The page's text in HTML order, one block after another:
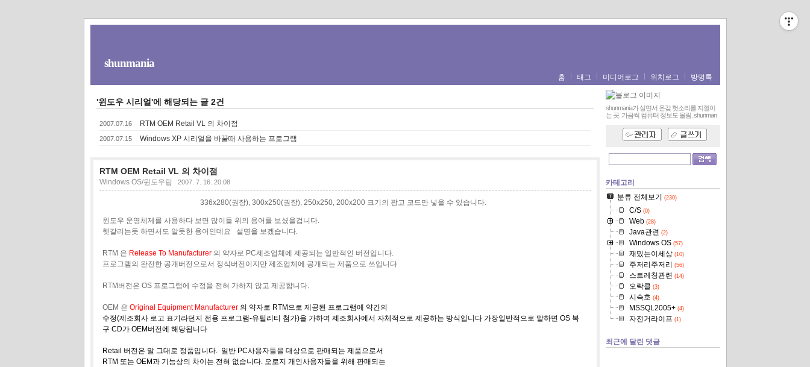
shunmania
홈 태그 미디어로그 위치로그 방명록
'윈도우 시리얼'에 해당되는 글 2건
2007.07.16 RTM OEM Retail VL 의 차이점
2007.07.15 Windows XP 시리얼을 바꿀때 사용하는 프로그램
RTM OEM Retail VL 의 차이점
Windows OS/윈도우팁 2007. 7. 16. 20:08
336x280(권장), 300x250(권장), 250x250, 200x200 크기의 광고 코드만 넣을 수 있습니다.
윈도우 운영체제를 사용하다 보면 많이들 위의 용어를 보셨을겁니다.
헷갈리는듯 하면서도 알듯한 용어인데요 설명을 보겠습니다.
RTM 은 Release To Manufacturer의 약자로 PC제조업체에 제공되는 일반적인 버전입니다.
프로그램의 완전한 공개버전으로서 정식버전이지만 제조업체에 공개되는 제품으로 쓰입니다
RTM버전은 OS 프로그램에 수정을 전혀 가하지 않고 제공합니다.
OEM 은 Original Equipment Manufacturer 의 약자로 RTM으로 제공된 프로그램에 약간의
수정(제조회사 로고 표기라던지 전용 프로그램-유틸리티 첨가)을 가하여 제조회사에서 자체적으로 제공하는 방식입니다 가장일반적으로 말하면 OS 복
구 CD가 OEM버전에 해당됩니다
Retail 버전은 말 그대로 정품입니다. 일반 PC사용자들을 대상으로 판매되는 제품으로서
RTM 또는 OEM과 기능상의 차이는 전혀 없습니다. 오로지 개인사용자들을 위해 판매되는
shunmania가 살면서 온갖 헛소리를 지껄이
는 곳. 가끔씩 컴퓨터 정보도 올림. shunman
카테고리
분류 전체보기
(230)
C/S(0)
Web(28)
Java관련 (2)
Windows OS(57)
재밌는이세상(10)
주저리주저리 (56)
스트레칭관련 (14)
오락클 (3)
시슥호 (4)
MSSQL2005+(4)
자전거라이프 (1)
최근에 달린 댓글